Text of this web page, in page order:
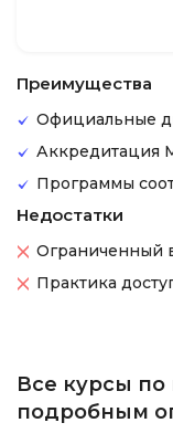
Преимущества
Официальные
Аккредитация
Программы
Недостатки
Ограниченный
Практика
Все курсы по
подробным